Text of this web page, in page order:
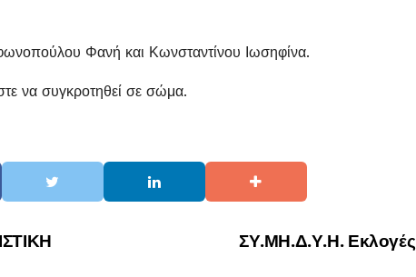
Φανή και Κωνσταντίνου Ιωσηφίνα.
να συγκροτηθεί σε σώμα.
ΣΥ.ΜΗ.Δ.Υ.Η. Εκλογές